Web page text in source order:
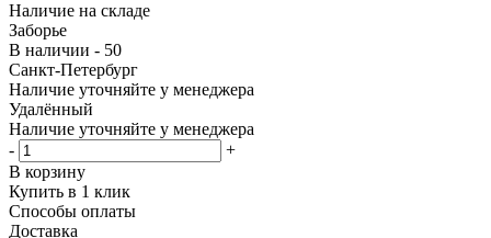
Наличие на складе
Заборье
В наличии - 50
Санкт-Петербург
Наличие уточняйте у менеджера
Удалённый
Наличие уточняйте у менеджера
-
+
В корзину
Купить в 1 клик
Способы оплаты
Доставка